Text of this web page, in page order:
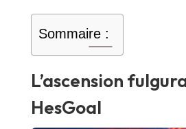
Sommaire :
L’ascension
HesGoal